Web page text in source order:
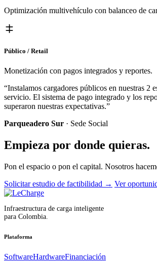
Optimización multivehículo con balanceo de
Público / Retail
Monetización con pagos integrados y reportes.
“Instalamos cargadores públicos en nuestras 2
servicio. El sistema de pago integrado y los
superaron nuestras expectativas.”
Parqueadero Sur · Sede Social
Empieza por donde quieras.
Pon el espacio o pon el capital. Nosotros
Solicitar estudio de factibilidad → Ver
Infraestructura de carga inteligente
para Colombia.
Plataforma
SoftwareHardwareFinanciación